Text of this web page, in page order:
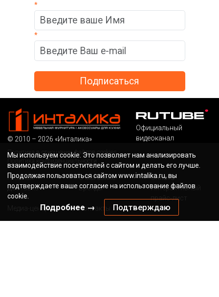
*
*
Мы используем cookie. Это позволяет нам анализировать
взаимодействие посетителей с сайтом и делать его лучше.
Продолжая пользоваться сайтом www.intalika.ru, вы
подтверждаете ваше согласие на использование файлов
cookie.
Подробнее → Подтверждаю
© 2010 – 2026 «Инталика»
Политика в отношении файлов cookies
Политика конфиденциальности
Официальный
видеоканал
Главная О магазине
Оплата
Доставка
Бренды
Интерактивный
прайс-лист
Медиа-центр
Контакты